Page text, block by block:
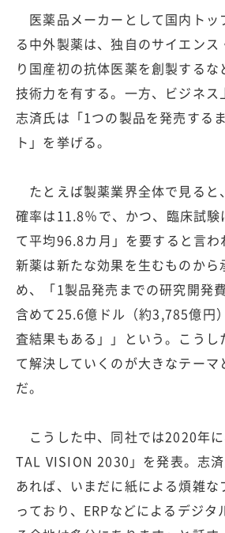
医薬品メーカーとして国内トッ
る中外製薬は、独自のサイエンス
り国産初の抗体医薬を創製するな
技術力を有する。一方、ビジネス
志済氏は「1つの製品を発売する
ト」を挙げる。
たとえば製薬業界全体で見ると
確率は11.8％で、かつ、臨床試験
て平均96.8カ月」を要すると言わ
新薬は新たな効果を生むものから
め、「1製品発売までの研究開発
含めて25.6億ドル（約3,785億円
査結果もある」」という。こうし
て解決していくのが大きなテーマ
だ。
こうした中、同社では2020年
TAL VISION 2030」を発表。志
あれば、いまだに紙による煩雑な
っており、ERPなどによるデジタ